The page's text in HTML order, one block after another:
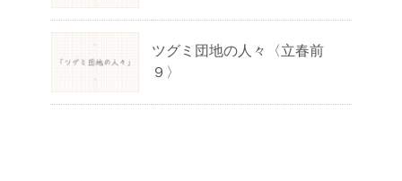
ツグミ団地の人々〈立春前
９〉